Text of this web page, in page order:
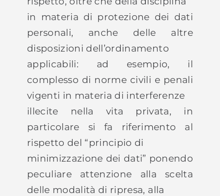
in materia di protezione dei dati
personali, anche delle altre
disposizioni dell’ordinamento
applicabili: ad esempio, il
complesso di norme civili e penali
vigenti in materia di interferenze
illecite nella vita privata, in
particolare si fa riferimento al
rispetto del “principio di
minimizzazione dei dati” ponendo
peculiare attenzione alla scelta
delle modalità di ripresa, alla